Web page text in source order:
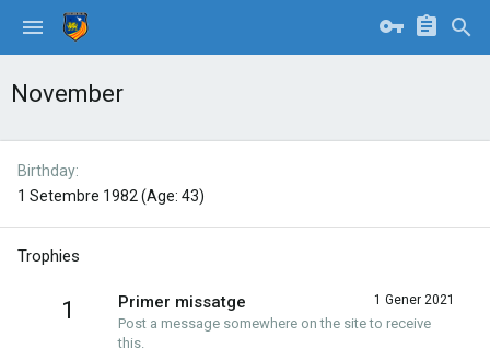
November
Birthday
1 Setembre 1982 (Age: 43)
Trophies
1 1 Gener 2021
Primer missatge
Post a message somewhere on the site to receive
this.